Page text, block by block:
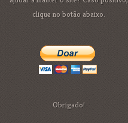
clique no botão abaixo.
Obrigado!